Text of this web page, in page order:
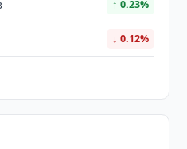
↑ 0.23%
↓ 0.12%